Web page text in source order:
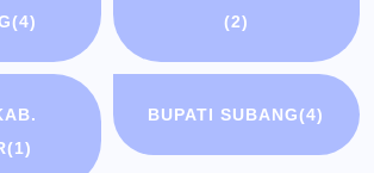
(4)
(2)
(1)
BUPATI SUBANG(4)